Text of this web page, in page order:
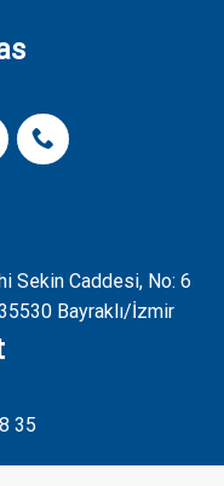
Sekin Caddesi, No: 6
Bayraklı/İzmir
35